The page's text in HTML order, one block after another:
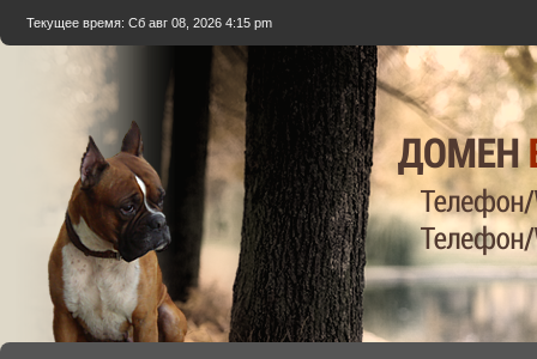
Текущее время: Сб авг 08, 2026 4:15 pm